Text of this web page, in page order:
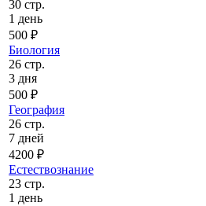
30 стр.
1 день
500 ₽
Биология
26 стр.
3 дня
500 ₽
География
26 стр.
7 дней
4200 ₽
Естествознание
23 стр.
1 день